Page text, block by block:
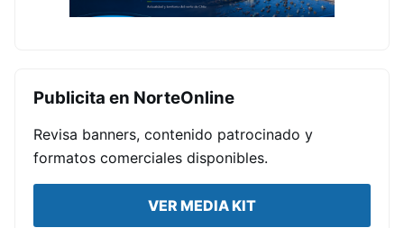
Publicita en NorteOnline
Revisa banners, contenido patrocinado y
formatos comerciales disponibles.
VER MEDIA KIT